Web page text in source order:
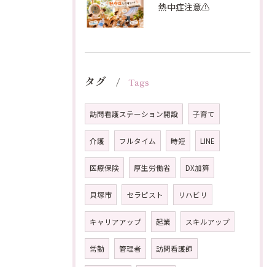
熱中症注意⚠️
タグ Tags
訪問看護ステーション開設 子育て
介護 フルタイム 時短 LINE
医療保険 厚生労働省 DX加算
貝塚市 セラピスト リハビリ
キャリアアップ 起業 スキルアップ
常勤 管理者 訪問看護師